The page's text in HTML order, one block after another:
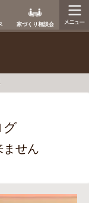
家づくり相談会
グ
ません